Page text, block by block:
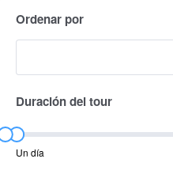
Ordenar por
Duración del tour
Un día